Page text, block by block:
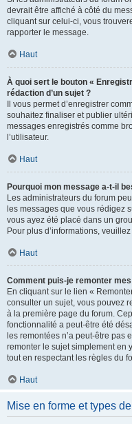
devrait être affiché à côté du
cliquant sur celui-ci, vous
rapporter le message.
Haut
À quoi sert le bouton «
rédaction d’un sujet ?
Il vous permet d’enregistrer
souhaitez finaliser et publier
messages enregistrés comme
l’utilisateur.
Haut
Pourquoi mon message a-t-il
Les administrateurs du forum
les messages que vous rédigez
vous ayez été placé dans un
Pour plus d’informations,
Haut
Comment puis-je remonter
En cliquant sur le lien «
consulter un sujet, vous pouvez
à la première page du forum.
fonctionnalité a peut-être été
les remontées n’a peut-être pas
remonter le sujet simplement en
tout en respectant les règles du
Haut
Mise en forme et types